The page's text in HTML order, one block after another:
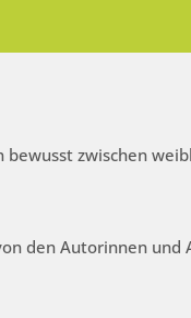
bewusst zwischen
den Autorinnen und